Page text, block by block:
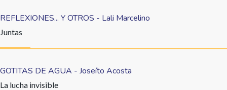
REFLEXIONES... Y OTROS - Lali Marcelino
Juntas
GOTITAS DE AGUA - Joseíto Acosta
La lucha invisible